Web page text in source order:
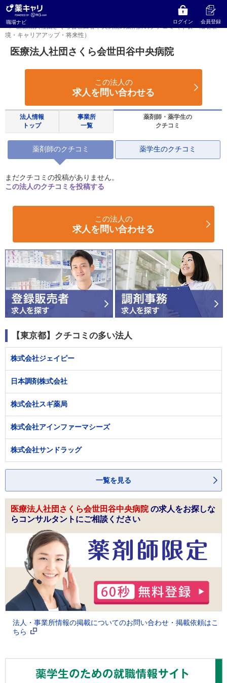
職場ナビ ログイン 会員登録
薬キャリ 職場ナビ
医療法人社団さくら会世田谷中央病院
医療法人社団さくら会世田谷中央病院の薬剤師のクチコミ（年収・職場環
境・キャリアアップ・将来性）
医療法人社団さくら会世田谷中央病院
この法人の
求人を問い合わせる
法人情報
トップ
事業所
一覧
薬剤師・薬学生の
クチコミ
薬剤師のクチコミ 薬学生のクチコミ
まだクチコミの投稿がありません。
この法人のクチコミを投稿する
この法人の
求人を問い合わせる
【東京都】クチコミの多い法人
株式会社ジェイピー
日本調剤株式会社
株式会社スギ薬局
株式会社アインファーマシーズ
株式会社サンドラッグ
一覧を見る
医療法人社団さくら会世田谷中央病院の求人をお探しな
らコンサルタントにご相談ください
法人・事業所情報の掲載についてのお問い合わせ・掲載依頼はこ
ちら